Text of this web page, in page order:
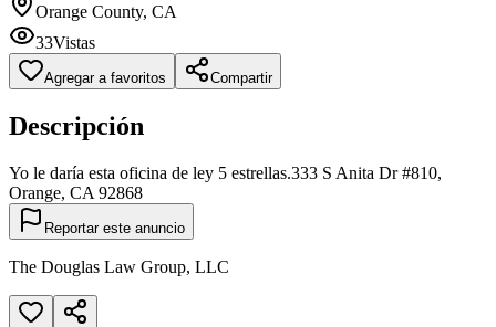
Orange County, CA
33Vistas
Agregar a favoritos Compartir
Descripción
Yo le daría esta oficina de ley 5 estrellas.333 S Anita Dr #810,
Orange, CA 92868
Reportar este anuncio
The Douglas Law Group, LLC